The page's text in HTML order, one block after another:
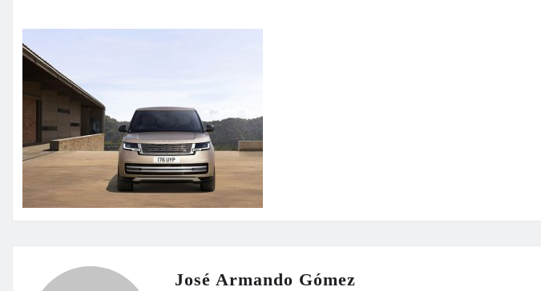
José Armando Gómez